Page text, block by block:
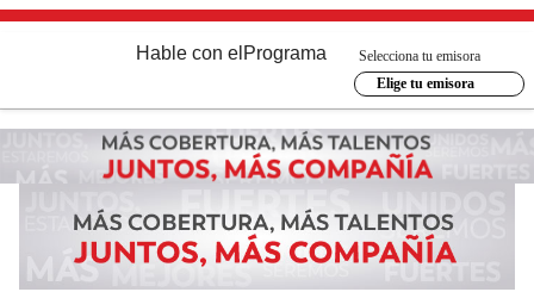
Hable con el Programa
Selecciona tu emisora
Elige tu emisora